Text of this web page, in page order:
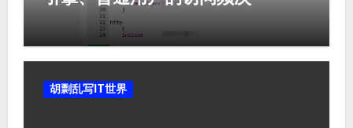
胡剽乱写IT世界